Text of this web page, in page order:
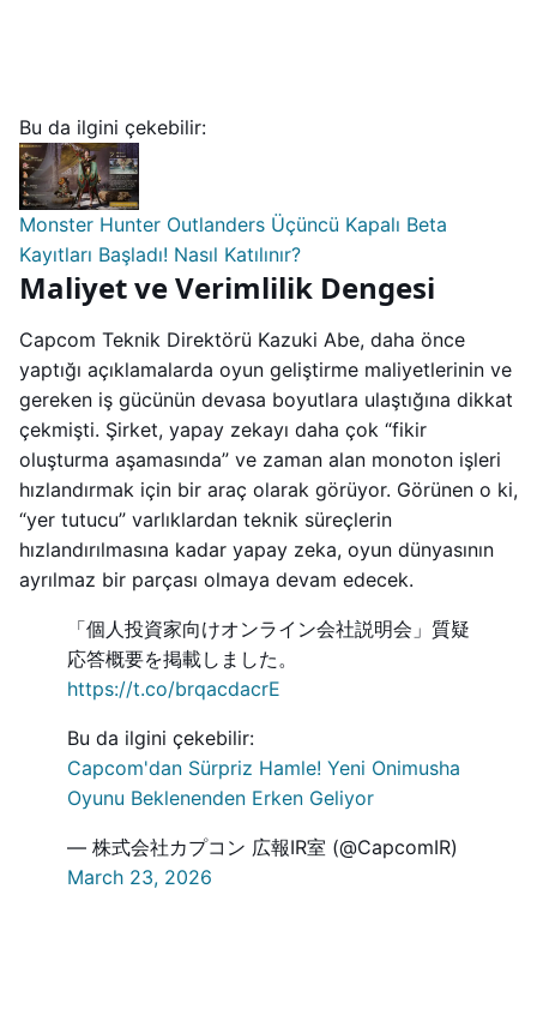
Bu da ilgini çekebilir:
Monster Hunter Outlanders Üçüncü Kapalı Beta
Kayıtları Başladı! Nasıl Katılınır?
Maliyet ve Verimlilik Dengesi
Capcom Teknik Direktörü Kazuki Abe, daha önce
yaptığı açıklamalarda oyun geliştirme maliyetlerinin ve
gereken iş gücünün devasa boyutlara ulaştığına dikkat
çekmişti. Şirket, yapay zekayı daha çok “fikir
oluşturma aşamasında” ve zaman alan monoton işleri
hızlandırmak için bir araç olarak görüyor. Görünen o ki,
“yer tutucu” varlıklardan teknik süreçlerin
hızlandırılmasına kadar yapay zeka, oyun dünyasının
ayrılmaz bir parçası olmaya devam edecek.
「個人投資家向けオンライン会社説明会」質疑
応答概要を掲載しました。
https://t.co/brqacdacrE
Bu da ilgini çekebilir:
Capcom'dan Sürpriz Hamle! Yeni Onimusha
Oyunu Beklenenden Erken Geliyor
— 株式会社カプコン 広報IR室 (@CapcomIR)
March 23, 2026